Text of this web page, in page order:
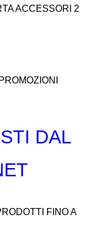
ACCESSORI 2
DAL
FINO A